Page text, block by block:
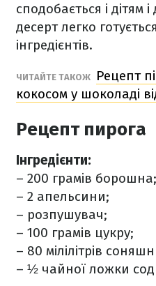
сподобається і дітям
десерт легко
інгредієнтів.
ЧИТАЙТЕ ТАКОЖ
Рецепт
кокосом у шоколаді
Рецепт пирога
Інгредієнти:
– 200 грамів борошна;
– 2 апельсини;
– розпушувач;
– 100 грамів цукру;
– 80 мілілітрів
– ½ чайної ложки